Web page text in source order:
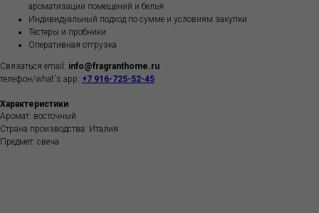
ароматизации помещений и белья
Индивидуальный подход по сумме и условиям закупки
Тестеры и пробники
Оперативная отгрузка
Связаться email: info@fragranthome.ru
телефон/what`s app: +7 916-725-52-45
Характеристики
Аромат: восточный
Страна производства: Италия
Предмет: свеча